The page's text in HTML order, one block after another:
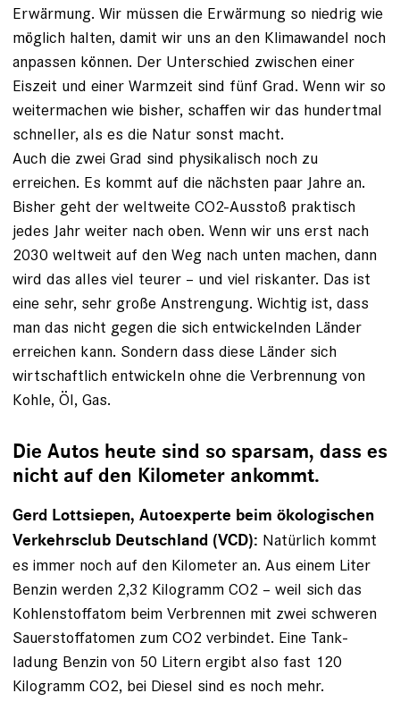
Erwärmung. Wir müssen die Erwärmung so niedrig wie
möglich halten, damit wir uns an den Klimawandel noch
anpassen können. Der Unterschied zwischen einer
Eiszeit und einer Warmzeit sind fünf Grad. Wenn wir so
weitermachen wie bisher, schaffen wir das hundertmal
schneller, als es die Natur sonst macht.
Auch die zwei Grad sind physikalisch noch zu
erreichen. Es kommt auf die nächsten paar Jahre an.
Bisher geht der weltweite CO2-Ausstoß praktisch
jedes Jahr weiter nach oben. Wenn wir uns erst nach
2030 weltweit auf den Weg nach unten machen, dann
wird das alles viel teurer – und viel riskanter. Das ist
eine sehr, sehr große Anstrengung. Wichtig ist, dass
man das nicht gegen die sich entwickelnden Länder
erreichen kann. Sondern dass diese Länder sich
wirtschaftlich entwickeln ohne die Verbrennung von
Kohle, Öl, Gas.
Die Autos heute sind so sparsam, dass es
nicht auf den Kilometer ankommt.
Gerd Lottsiepen, Autoexperte beim ökologischen
Verkehrsclub Deutschland (VCD): Natürlich kommt
es immer noch auf den Kilometer an. Aus einem Liter
Benzin werden 2,32 Kilogramm CO2 – weil sich das
Kohlenstoffatom beim Verbrennen mit zwei schweren
Sauerstoffatomen zum CO2 verbindet. Eine Tank­
ladung Benzin von 50 Litern ergibt also fast 120
Kilogramm CO2, bei Diesel sind es noch mehr.